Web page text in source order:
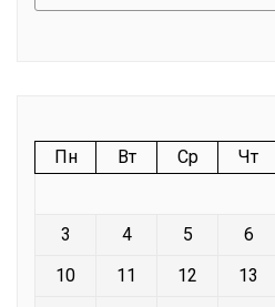
Пн Вт Ср Чт
3
4 5 6
10
11 12 13